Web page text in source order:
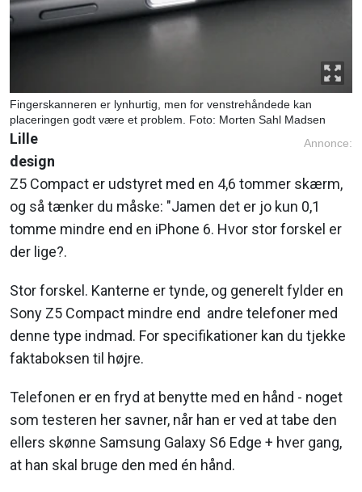
Fingerskanneren er lynhurtig, men for venstrehåndede kan
placeringen godt være et problem. Foto: Morten Sahl Madsen
Annonce:
Lille
design
Z5 Compact er udstyret med en 4,6 tommer skærm,
og så tænker du måske: "Jamen det er jo kun 0,1
tomme mindre end en iPhone 6. Hvor stor forskel er
der lige?.
Stor forskel. Kanterne er tynde, og generelt fylder en
Sony Z5 Compact mindre end andre telefoner med
denne type indmad. For specifikationer kan du tjekke
faktaboksen til højre.
Telefonen er en fryd at benytte med en hånd - noget
som testeren her savner, når han er ved at tabe den
ellers skønne Samsung Galaxy S6 Edge + hver gang,
at han skal bruge den med én hånd.